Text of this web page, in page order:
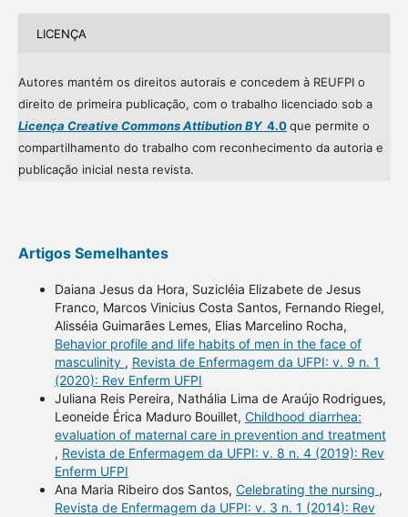
LICENÇA
Autores mantém os direitos autorais e concedem à REUFPI o
direito de primeira publicação, com o trabalho licenciado sob a
Licença Creative Commons Attibution BY4.0que permite o
compartilhamento do trabalho com reconhecimento da autoria e
publicação inicial nesta revista.
Artigos Semelhantes
Daiana Jesus da Hora, Suzicléia Elizabete de Jesus
Franco, Marcos Vinicius Costa Santos, Fernando Riegel,
Alisséia Guimarães Lemes, Elias Marcelino Rocha,
Behavior profile and life habits of men in the face of
masculinity , Revista de Enfermagem da UFPI: v. 9 n. 1
(2020): Rev Enferm UFPI
Juliana Reis Pereira, Nathália Lima de Araújo Rodrigues,
Leoneide Érica Maduro Bouillet, Childhood diarrhea:
evaluation of maternal care in prevention and treatment
, Revista de Enfermagem da UFPI: v. 8 n. 4 (2019): Rev
Enferm UFPI
Ana Maria Ribeiro dos Santos, Celebrating the nursing ,
Revista de Enfermagem da UFPI: v. 3 n. 1 (2014): Rev